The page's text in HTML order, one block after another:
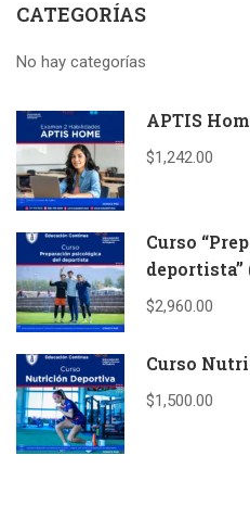
CATEGORÍAS
No hay categorías
APTIS
$1,242.00
Curso
deportista”
$2,960.00
Curso
$1,500.00